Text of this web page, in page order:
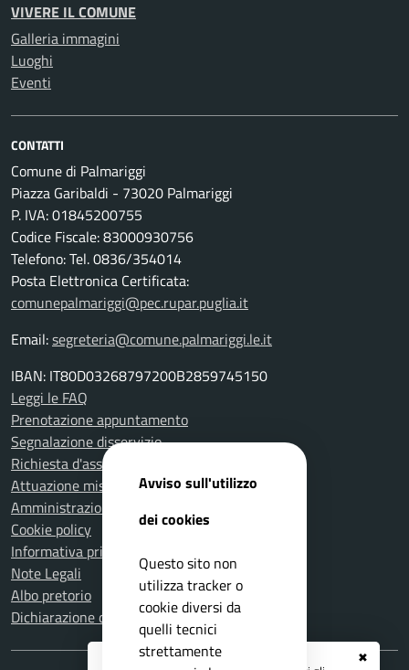
✖
VIVERE IL COMUNE
Galleria immagini
Luoghi
Eventi
CONTATTI
Comune di Palmariggi
Piazza Garibaldi - 73020 Palmariggi
P. IVA: 01845200755
Codice Fiscale: 83000930756
Telefono: Tel. 0836/354014
Posta Elettronica Certificata:
comunepalmariggi@pec.rupar.puglia.it
Email:segreteria@comune.palmariggi.le.it
IBAN: IT80D03268797200B2859745150
Leggi le FAQ
Prenotazione appuntamento
Segnalazione disservizio
Richiesta d'assistenza
Attuazione misure PNRR
Amministrazione trasparente
Cookie policy
Informativa privacy
Note Legali
Albo pretorio
Dichiarazione di accessibilità
Avviso sull'utilizzo
dei cookies
Questo sito non
utilizza tracker o
cookie diversi da
quelli tecnici
strettamente